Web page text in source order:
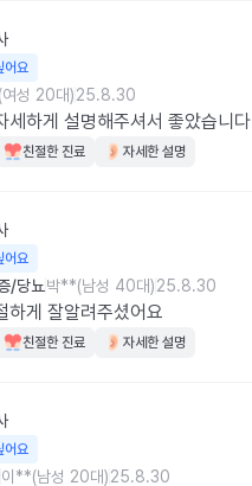
어요
성 20대)25.8.30
세하게 설명해주셔서 좋았습니다
친절한 진료 자세한 설명
어요
/당뇨박**(남성 40대)25.8.30
하게 잘알려주셨어요
친절한 진료 자세한 설명
어요
이**(남성 20대)25.8.30